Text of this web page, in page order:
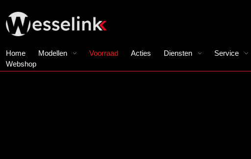
Home Modellen Voorraad Acties Diensten Service
Webshop